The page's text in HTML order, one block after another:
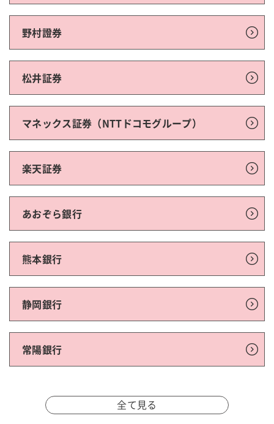
野村證券
松井証券
マネックス証券（NTTドコモグループ）
楽天証券
あおぞら銀行
熊本銀行
静岡銀行
常陽銀行
全て見る